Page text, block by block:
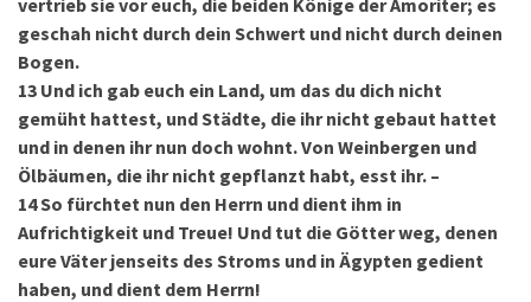
vertrieb sie vor euch, die beiden Könige der Amoriter; es
geschah nicht durch dein Schwert und nicht durch deinen
Bogen.
13 Und ich gab euch ein Land, um das du dich nicht
gemüht hattest, und Städte, die ihr nicht gebaut hattet
und in denen ihr nun doch wohnt. Von Weinbergen und
Ölbäumen, die ihr nicht gepflanzt habt, esst ihr. –
14So fürchtet nun den Herrn und dient ihm in
Aufrichtigkeit und Treue! Und tut die Götter weg, denen
eure Väter jenseits des Stroms und in Ägypten gedient
haben, und dient dem Herrn!